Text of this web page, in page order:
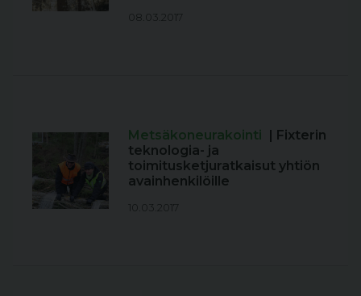
08.03.2017
Metsäkoneurakointi
| Fixterin
teknologia- ja
toimitusketjuratkaisut yhtiön
avainhenkilöille
10.03.2017